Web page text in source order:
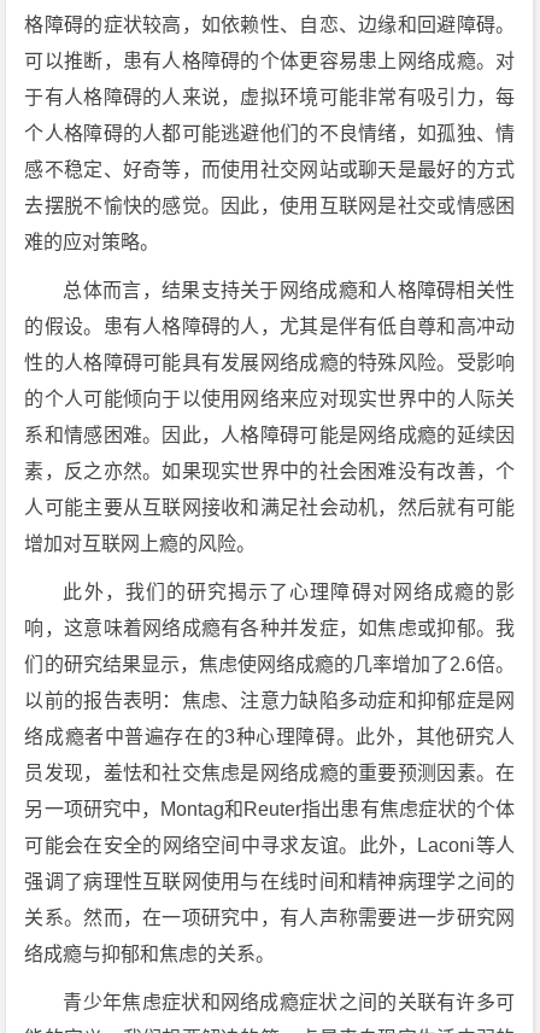
格障碍的症状较高，如依赖性、自恋、边缘和回避障碍。
可以推断，患有人格障碍的个体更容易患上网络成瘾。对
于有人格障碍的人来说，虚拟环境可能非常有吸引力，每
个人格障碍的人都可能逃避他们的不良情绪，如孤独、情
感不稳定、好奇等，而使用社交网站或聊天是最好的方式
去摆脱不愉快的感觉。因此，使用互联网是社交或情感困
难的应对策略。
总体而言，结果支持关于网络成瘾和人格障碍相关性
的假设。患有人格障碍的人，尤其是伴有低自尊和高冲动
性的人格障碍可能具有发展网络成瘾的特殊风险。受影响
的个人可能倾向于以使用网络来应对现实世界中的人际关
系和情感困难。因此，人格障碍可能是网络成瘾的延续因
素，反之亦然。如果现实世界中的社会困难没有改善，个
人可能主要从互联网接收和满足社会动机，然后就有可能
增加对互联网上瘾的风险。
此外，我们的研究揭示了心理障碍对网络成瘾的影
响，这意味着网络成瘾有各种并发症，如焦虑或抑郁。我
们的研究结果显示，焦虑使网络成瘾的几率增加了2.6倍。
以前的报告表明：焦虑、注意力缺陷多动症和抑郁症是网
络成瘾者中普遍存在的3种心理障碍。此外，其他研究人
员发现，羞怯和社交焦虑是网络成瘾的重要预测因素。在
另一项研究中，Montag和Reuter指出患有焦虑症状的个体
可能会在安全的网络空间中寻求友谊。此外，Laconi等人
强调了病理性互联网使用与在线时间和精神病理学之间的
关系。然而，在一项研究中，有人声称需要进一步研究网
络成瘾与抑郁和焦虑的关系。
青少年焦虑症状和网络成瘾症状之间的关联有许多可